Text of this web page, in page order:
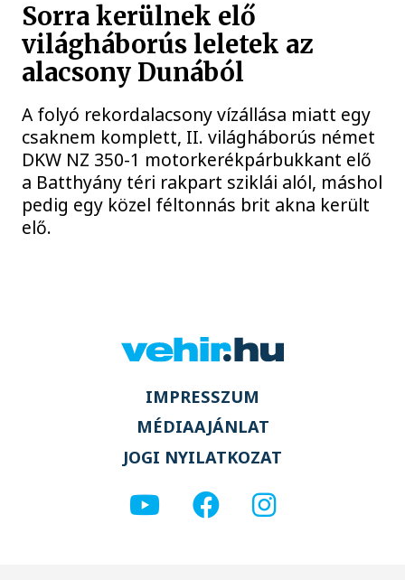
Sorra kerülnek elő
világháborús leletek az
alacsony Dunából
A folyó rekordalacsony vízállása miatt egy
csaknem komplett, II. világháborús német
DKW NZ 350-1 motorkerékpárbukkant elő
a Batthyány téri rakpart sziklái alól, máshol
pedig egy közel féltonnás brit akna került
elő.
IMPRESSZUM
MÉDIAAJÁNLAT
JOGI NYILATKOZAT